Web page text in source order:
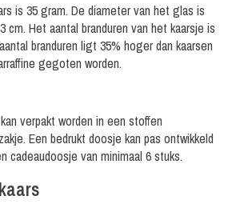
is 35 gram. De diameter van het glas is
cm. Het aantal branduren van het kaarsje is
branduren ligt 35% hoger dan kaarsen
gegoten worden.
verpakt worden in een stoffen
Een bedrukt doosje kan pas ontwikkeld
cadeaudoosje van minimaal 6 stuks.